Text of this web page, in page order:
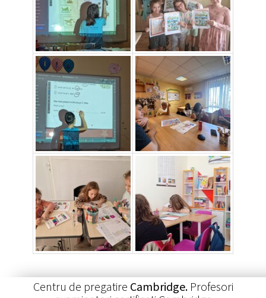
Centru de pregatire Cambridge.Profesori